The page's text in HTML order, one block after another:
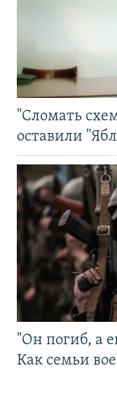
"Сломать
оставили
"Он погиб, а
Как семьи